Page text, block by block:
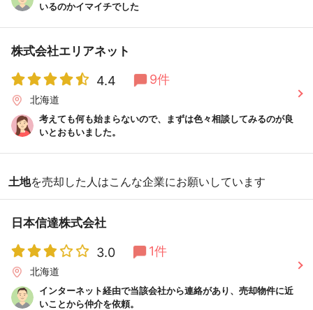
いるのかイマイチでした
株式会社エリアネット
4.4 9件
北海道
考えても何も始まらないので、まずは色々相談してみるのが良
いとおもいました。
土地を売却した人はこんな企業にお願いしています
日本信達株式会社
3.0 1件
北海道
インターネット経由で当該会社から連絡があり、売却物件に近
いことから仲介を依頼。